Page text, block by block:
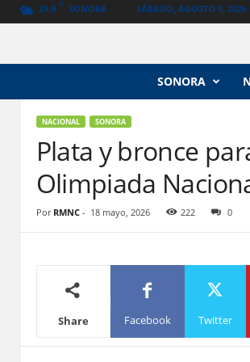
29.9 C SONORA SÁBADO, AGOSTO 8, 2026
SONORA
NACIONAL SONORA
Plata y bronce
Olimpiada
Por RMNC- 18 mayo, 2026 222 0
Share Facebook Twitter